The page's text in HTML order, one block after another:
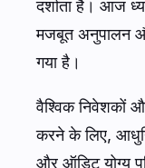
दर्शाता है। आज
मजबूत अनुपालन और
गया है।
वैश्विक निवेशकों
करने के लिए,
और ऑडिट योग्य